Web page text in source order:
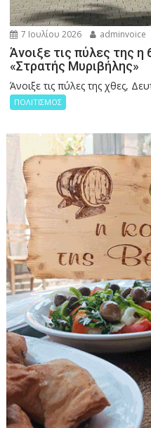
7 Ιουλίου 2026 adminvoice
Άνοιξε τις πύλες της η
«Στρατής Μυριβήλης»
Άνοιξε τις πύλες της χθες,
ΠΟΛΙΤΙΣΜΟΣ